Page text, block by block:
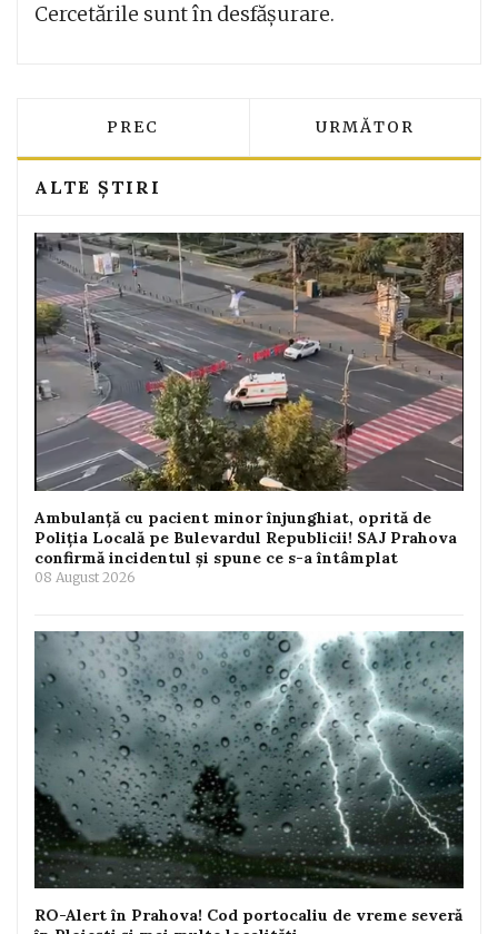
Cercetările sunt în desfășurare.
ARTICOL PRECEDENT: MESAJ
PREC ARTICOLUL
URMĂTOR
ALTE ȘTIRI
Ambulanță cu pacient minor înjunghiat, oprită de
Poliția Locală pe Bulevardul Republicii! SAJ Prahova
confirmă incidentul și spune ce s-a întâmplat
08 August 2026
RO-Alert în Prahova! Cod portocaliu de vreme severă